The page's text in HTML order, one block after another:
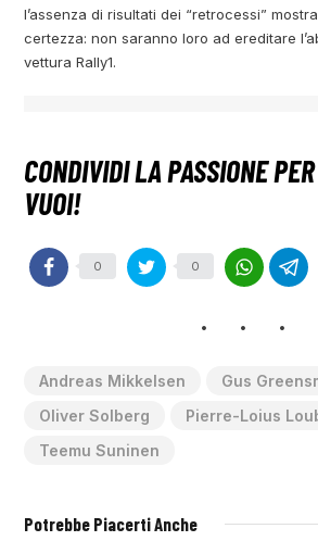
l’assenza di risultati dei “retrocessi”
certezza: non saranno loro ad ereditare
vettura Rally1.
0 0
Andreas Mikkelsen
Gus
Oliver Solberg
Pierre-Loius
Teemu Suninen
Potrebbe Piacerti Anche